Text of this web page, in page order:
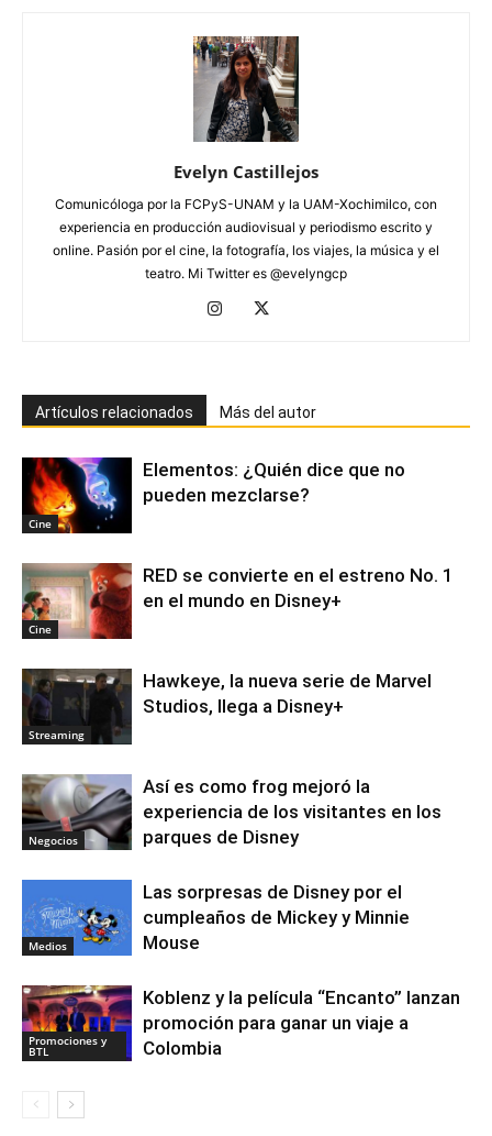
Evelyn Castillejos
Comunicóloga por la FCPyS-UNAM y la UAM-Xochimilco, con
experiencia en producción audiovisual y periodismo escrito y
online. Pasión por el cine, la fotografía, los viajes, la música y el
teatro. Mi Twitter es @evelyngcp
Artículos relacionados Más del autor
Cine
Elementos: ¿Quién dice que no
pueden mezclarse?
Cine
RED se convierte en el estreno No. 1
en el mundo en Disney+
Streaming
Hawkeye, la nueva serie de Marvel
Studios, llega a Disney+
Negocios
Así es como frog mejoró la
experiencia de los visitantes en los
parques de Disney
Medios
Las sorpresas de Disney por el
cumpleaños de Mickey y Minnie
Mouse
Promociones y
BTL
Koblenz y la película “Encanto” lanzan
promoción para ganar un viaje a
Colombia